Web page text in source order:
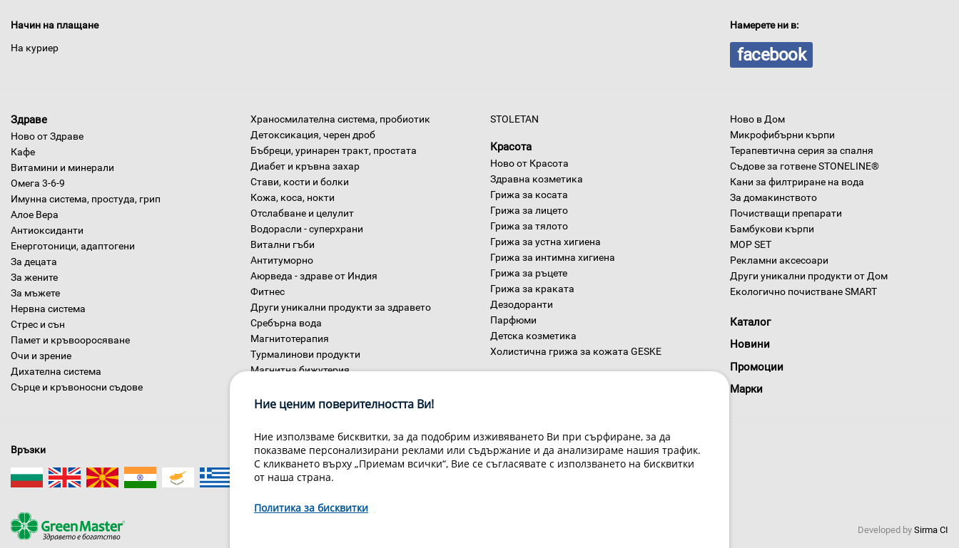
Начин на плащане
На куриер
Намерете ни в:
facebook
Здраве
Ново от Здраве
Кафе
Витамини и минерали
Омега 3-6-9
Имунна система, простуда, грип
Алое Вера
Антиоксиданти
Енерготоници, адаптогени
За децата
За жените
За мъжете
Нервна система
Стрес и сън
Памет и кръвооросяване
Очи и зрение
Дихателна система
Сърце и кръвоносни съдове
Храносмилателна система, пробиотик
Детоксикация, черен дроб
Бъбреци, уринарен тракт, простата
Диабет и кръвна захар
Стави, кости и болки
Кожа, коса, нокти
Отслабване и целулит
Водорасли - суперхрани
Витални гъби
Антитуморно
Аюрведа - здраве от Индия
Фитнес
Други уникални продукти за здравето
Сребърна вода
Магнитотерапия
Турмалинови продукти
Магнитна бижутерия
STOLETAN
Красота
Ново от Красота
Здравна козметика
Грижа за косата
Грижа за лицето
Грижа за тялото
Грижа за устна хигиена
Грижа за интимна хигиена
Грижа за ръцете
Грижа за краката
Дезодоранти
Парфюми
Детска козметика
Холистична грижа за кожата GESKE
Ново в Дом
Микрофибърни кърпи
Терапевтична серия за спалня
Съдове за готвене STONELINE®
Кани за филтриране на вода
За домакинството
Почистващи препарати
Бамбукови кърпи
MOP SET
Рекламни аксесоари
Други уникални продукти от Дом
Екологично почистване SMART
Каталог
Новини
Промоции
Марки
Връзки
Developed by Sirma CI
Ние ценим поверителността Ви!
Ние използваме бисквитки, за да подобрим изживяването Ви при сърфиране, за да
показваме персонализирани реклами или съдържание и да анализираме нашия трафик.
С кликването върху „Приемам всички“, Вие се съгласявате с използването на бисквитки
от наша страна.
Политика за бисквитки